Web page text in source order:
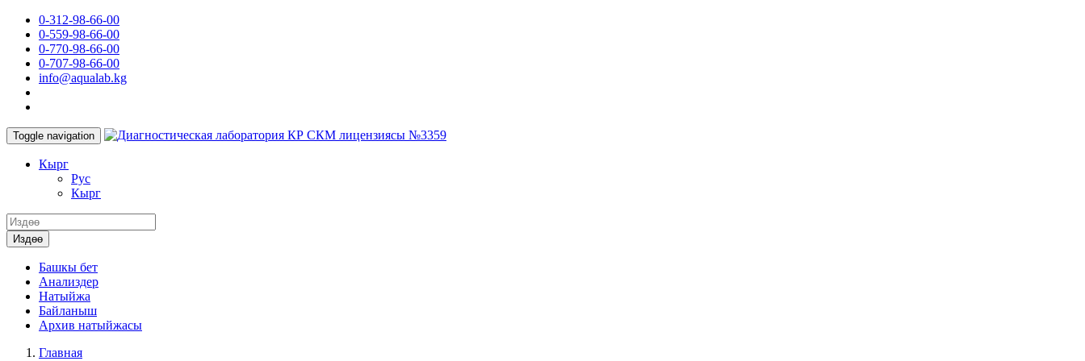
0-312-98-66-00
0-559-98-66-00
0-770-98-66-00
0-707-98-66-00
info@aqualab.kg
Toggle navigation КР СКМ лицензиясы №3359
Кырг
Руc
Кырг
Издөө
Башкы бет
Анализдер
Натыйжа
Байланыш
Архив натыйжасы
Главная